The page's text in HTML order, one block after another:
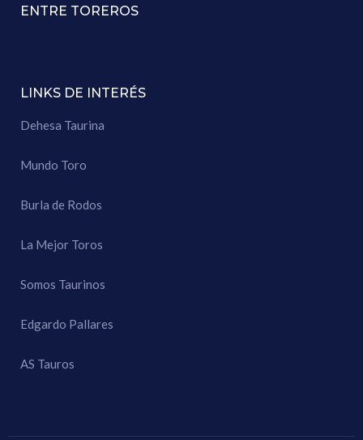
ENTRE TOREROS
LINKS DE INTERÉS
Dehesa Taurina
Mundo Toro
Burla de Rodos
La Mejor Toros
Somos Taurinos
Edgardo Pallares
AS Tauros